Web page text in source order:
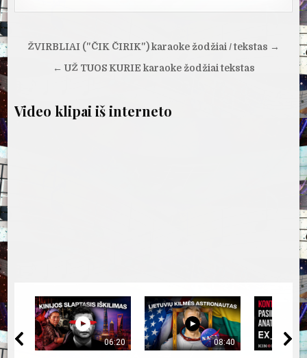
Navigacija
ŽVIRBLIAI ("ČIK ČIRIK") karaoke žodžiai / tekstas →
← UŽ TUOS KURIE karaoke žodžiai tekstas
Video klipai iš interneto
06:20 08:40